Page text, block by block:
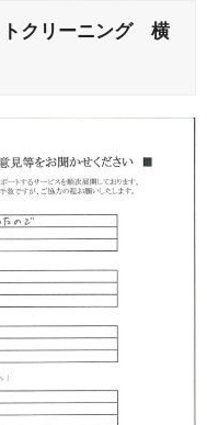
クリーニング 横